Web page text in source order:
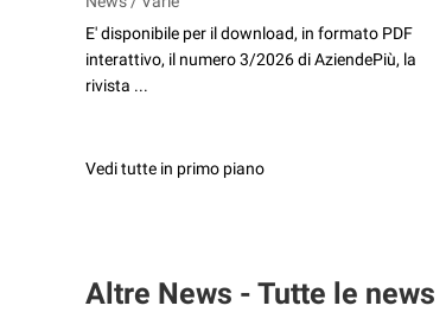
E' disponibile per il download, in formato PDF
interattivo, il numero 3/2026 di AziendePiù, la
rivista ...
Vedi tutte in primo piano
Altre News - Tutte le news